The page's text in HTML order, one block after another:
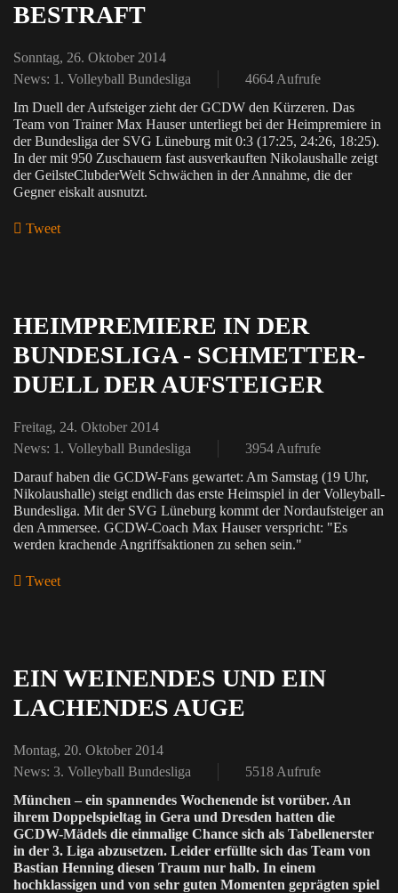
BESTRAFT
Sonntag, 26. Oktober 2014
News: 1. Volleyball Bundesliga
4664 Aufrufe
Im Duell der Aufsteiger zieht der GCDW den Kürzeren. Das
Team von Trainer Max Hauser unterliegt bei der Heimpremiere in
der Bundesliga der SVG Lüneburg mit 0:3 (17:25, 24:26, 18:25).
In der mit 950 Zuschauern fast ausverkauften Nikolaushalle zeigt
der GeilsteClubderWelt Schwächen in der Annahme, die der
Gegner eiskalt ausnutzt.
Tweet
HEIMPREMIERE IN DER
BUNDESLIGA - SCHMETTER-
DUELL DER AUFSTEIGER
Freitag, 24. Oktober 2014
News: 1. Volleyball Bundesliga
3954 Aufrufe
Darauf haben die GCDW-Fans gewartet: Am Samstag (19 Uhr,
Nikolaushalle) steigt endlich das erste Heimspiel in der Volleyball-
Bundesliga. Mit der SVG Lüneburg kommt der Nordaufsteiger an
den Ammersee. GCDW-Coach Max Hauser verspricht: "Es
werden krachende Angriffsaktionen zu sehen sein."
Tweet
EIN WEINENDES UND EIN
LACHENDES AUGE
Montag, 20. Oktober 2014
News: 3. Volleyball Bundesliga
5518 Aufrufe
München – ein spannendes Wochenende ist vorüber. An
ihrem Doppelspieltag in Gera und Dresden hatten die
GCDW-Mädels die einmalige Chance sich als Tabellenerster
in der 3. Liga abzusetzen. Leider erfüllte sich das Team von
Bastian Henning diesen Traum nur halb. In einem
hochklassigen und von sehr guten Momenten geprägten spiel